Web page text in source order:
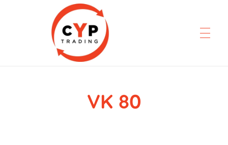
VK 80